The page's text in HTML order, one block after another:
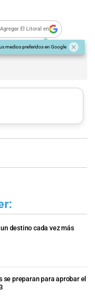
El Litoral en
medios preferidos en Google
destino cada vez más
se preparan para aprobar el